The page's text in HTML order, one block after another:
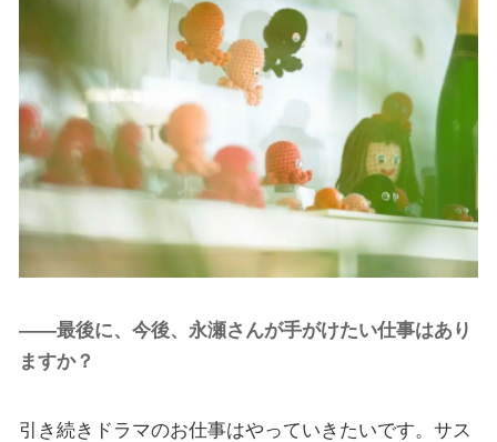
――最後に、今後、永瀬さんが手がけたい仕事はあり
ますか？
引き続きドラマのお仕事はやっていきたいです。サス